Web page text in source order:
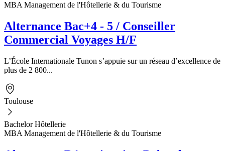
MBA Management de l'Hôtellerie & du Tourisme
Alternance Bac+4 - 5 / Conseiller
Commercial Voyages H/F
L’École Internationale Tunon s’appuie sur un réseau d’excellence de
plus de 2 800...
Toulouse
Bachelor Hôtellerie
MBA Management de l'Hôtellerie & du Tourisme